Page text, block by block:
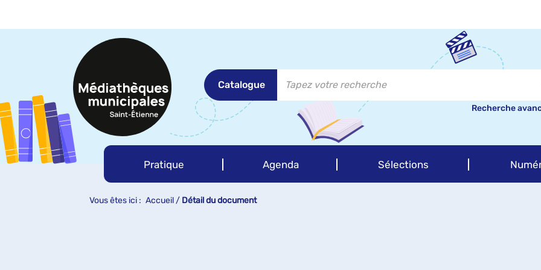
Catalogue
Recherche
Vous êtes ici : Accueil / Détail du document
Pratique Agenda Sélections